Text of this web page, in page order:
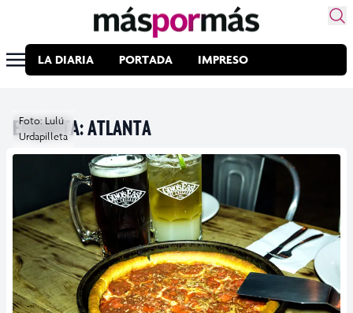
LA DIARIA PORTADA IMPRESO
ETIQUETA:ATLANTA
Foto: Lulú
Urdapilleta